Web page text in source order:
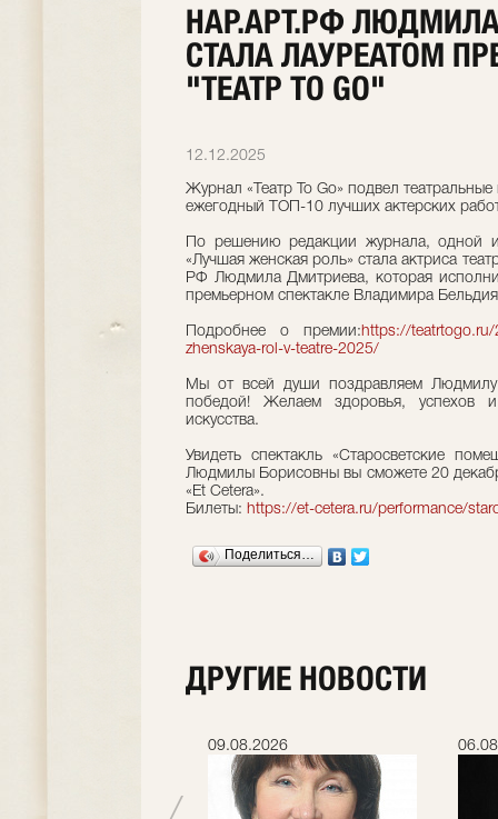
НАР.АРТ.РФ
СТАЛА ЛАУРЕАТОМ
"ТЕАТР TO GO"
12.12.2025
Журнал «Театр To Go» подвел
ежегодный ТОП-10 лучших актерских
По решению редакции журнала, одной
«Лучшая женская роль» стала актриса
РФ Людмила Дмитриева, которая
премьерном спектакле Владимира
Подробнее о премии:https://
zhenskaya-rol-v-teatre-2025/
Мы от всей души поздравляем Людмилу
победой! Желаем здоровья, успехов
искусства.
Увидеть спектакль «Старосветские
Людмилы Борисовны вы сможете 20
«Et Cetera».
Билеты: https://et-cetera.ru/performance/
Поделиться…
ДРУГИЕ НОВОСТИ
09.08.2026